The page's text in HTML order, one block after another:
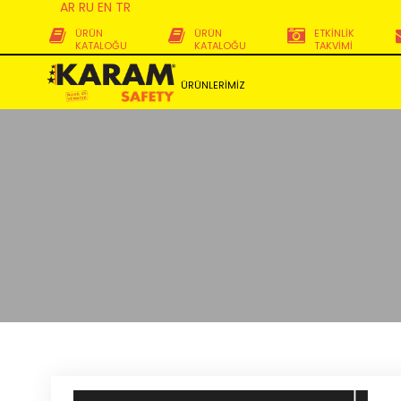
AR RU EN TR
ETKİNLİK
TAKVİMİ
ÜRÜN
KATALOĞU
ÜRÜN
KATALOĞU
ÜRÜNLERİMİZ